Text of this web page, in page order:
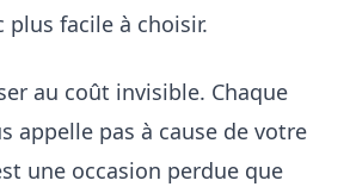
plus facile à choisir.
au coût invisible. Chaque
appelle pas à cause de votre
une occasion perdue que